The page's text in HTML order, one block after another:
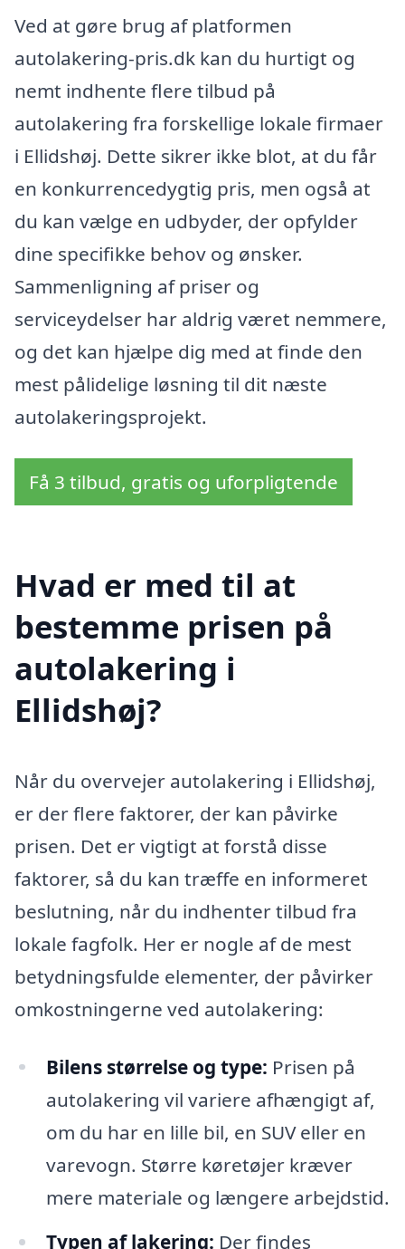
Ved at gøre brug af platformen
autolakering-pris.dk kan du hurtigt og
nemt indhente flere tilbud på
autolakering fra forskellige lokale firmaer
i Ellidshøj. Dette sikrer ikke blot, at du får
en konkurrencedygtig pris, men også at
du kan vælge en udbyder, der opfylder
dine specifikke behov og ønsker.
Sammenligning af priser og
serviceydelser har aldrig været nemmere,
og det kan hjælpe dig med at finde den
mest pålidelige løsning til dit næste
autolakeringsprojekt.
Få 3 tilbud, gratis og uforpligtende
Hvad er med til at
bestemme prisen på
autolakering i
Ellidshøj?
Når du overvejer autolakering i Ellidshøj,
er der flere faktorer, der kan påvirke
prisen. Det er vigtigt at forstå disse
faktorer, så du kan træffe en informeret
beslutning, når du indhenter tilbud fra
lokale fagfolk. Her er nogle af de mest
betydningsfulde elementer, der påvirker
omkostningerne ved autolakering:
Bilens størrelse og type: Prisen på
autolakering vil variere afhængigt af,
om du har en lille bil, en SUV eller en
varevogn. Større køretøjer kræver
mere materiale og længere arbejdstid.
Typen af lakering: Der findes